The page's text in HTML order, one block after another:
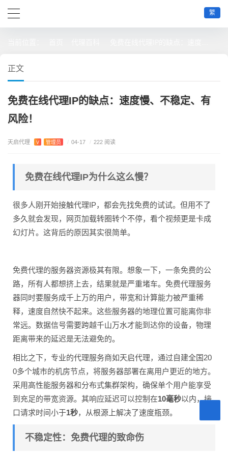
繁
正文
免费在线代理IP的缺点：速度慢、不稳定、有
风险！
天启代理 V 管理员 / 04-17 / 222 阅读
免费在线代理IP为什么这么慢？
很多人刚开始接触代理IP，都会先找免费的试试。但用不了
多久就会发现，网页加载转圈转个不停，看个视频更是卡成
幻灯片。这背后的原因其实很简单。
免费代理的服务器资源极其有限。想象一下，一条免费的公
路，所有人都想挤上去，结果就是严重堵车。免费代理服务
器同时要服务成千上万的用户，带宽和计算能力被严重稀
释，速度自然快不起来。这些服务器的地理位置可能离你非
常远。数据信号需要跨越千山万水才能到达你的设备，物理
距离带来的延迟是无法避免的。
相比之下，专业的代理服务商如天启代理，通过自建全国20
0多个城市的机房节点，将服务器部署在离用户更近的地方。
采用高性能服务器和分布式集群架构，确保单个用户能享受
到充足的带宽资源。其响应延迟可以控制在10毫秒以内，接
口请求时间小于1秒，从根源上解决了速度瓶颈。
不稳定性：免费代理的致命伤